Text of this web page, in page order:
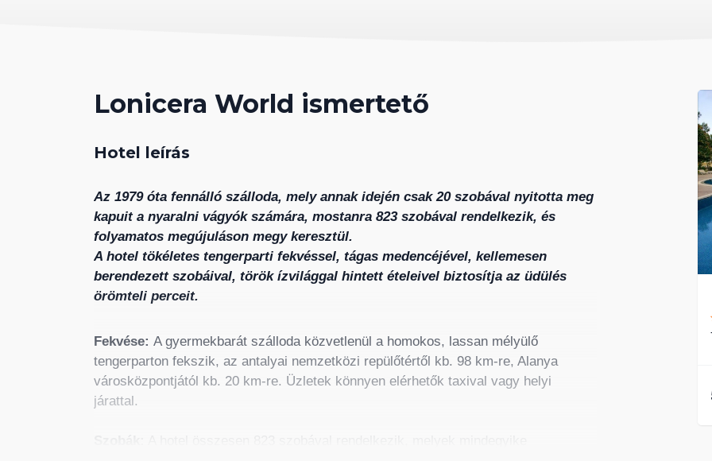
Lonicera World ismertető
Hotel leírás
Az 1979 óta fennálló szálloda, mely annak idején csak 20 szobával nyitotta meg
kapuit a nyaralni vágyók számára, mostanra 823 szobával rendelkezik, és
folyamatos megújuláson megy keresztül.
A hotel tökéletes tengerparti fekvéssel, tágas medencéjével, kellemesen
berendezett szobáival, török ízvilággal hintett ételeivel biztosítja az üdülés
örömteli perceit.
Fekvése: A gyermekbarát szálloda közvetlenül a homokos, lassan mélyülő
tengerparton fekszik, az antalyai nemzetközi repülőtértől kb. 98 km-re, Alanya
városközpontjától kb. 20 km-re. Üzletek könnyen elérhetők taxival vagy helyi
járattal.